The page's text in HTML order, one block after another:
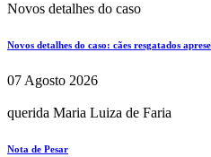
Novos detalhes do caso
Novos detalhes do caso: cães resgatados
07 Agosto 2026
querida Maria Luiza de Faria
Nota de Pesar